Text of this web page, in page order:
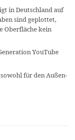
in Deutschland auf
sind geplottet,
Oberfläche kein
YouTube
für den Außen-